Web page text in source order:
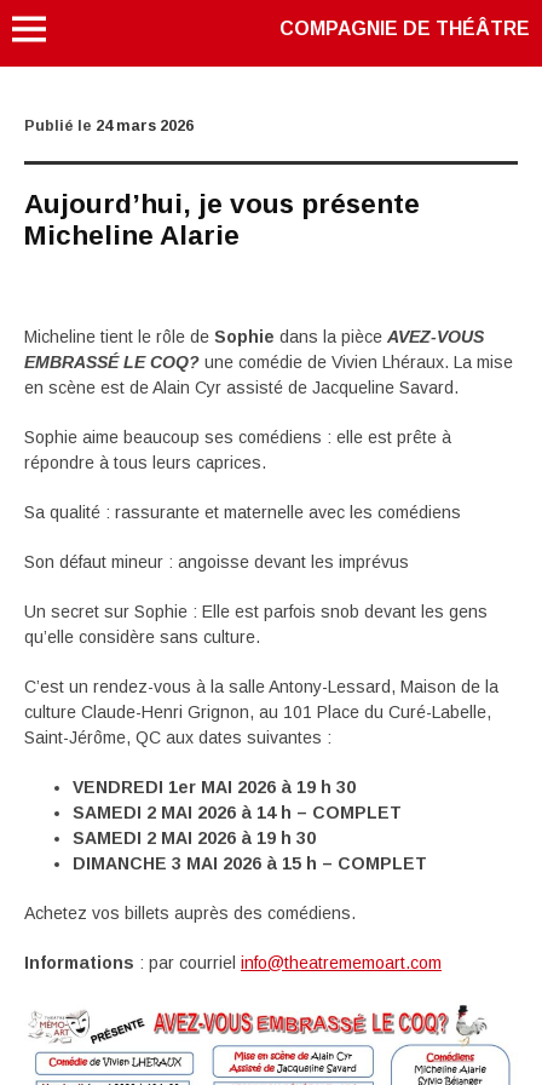
COMPAGNIE DE THÉÂTRE
Publié le 24 mars 2026
Aujourd’hui, je vous présente
Micheline Alarie
Micheline tient le rôle de Sophie dans la pièce AVEZ-VOUS
EMBRASSÉ LE COQ? une comédie de Vivien Lhéraux. La mise
en scène est de Alain Cyr assisté de Jacqueline Savard.
Sophie aime beaucoup ses comédiens : elle est prête à
répondre à tous leurs caprices.
Sa qualité : rassurante et maternelle avec les comédiens
Son défaut mineur : angoisse devant les imprévus
Un secret sur Sophie : Elle est parfois snob devant les gens
qu’elle considère sans culture.
C’est un rendez-vous à la salle Antony-Lessard, Maison de la
culture Claude-Henri Grignon, au 101 Place du Curé-Labelle,
Saint-Jérôme, QC aux dates suivantes :
VENDREDI 1er MAI 2026 à 19 h 30
SAMEDI 2 MAI 2026 à 14 h – COMPLET
SAMEDI 2 MAI 2026 à 19 h 30
DIMANCHE 3 MAI 2026 à 15 h – COMPLET
Achetez vos billets auprès des comédiens.
Informations : par courriel info@theatrememoart.com